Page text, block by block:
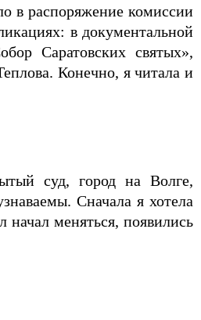
в распоряжение комиссии
в документальной
Саратовских святых»,
Конечно, я читала и
суд, город на Волге,
Сначала я хотела
начал меняться, появились